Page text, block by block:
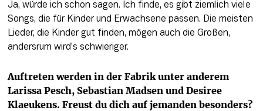
Ja, würde ich schon sagen. Ich finde, es gibt ziemlich viele
Songs, die für Kinder und Erwachsene passen. Die meisten
Lieder, die Kinder gut finden, mögen auch die Großen,
andersrum wird’s schwieriger.
Auftreten werden in der Fabrik unter anderem
Larissa Pesch, Sebastian Madsen und Desiree
Klaeukens. Freust du dich auf jemanden besonders?